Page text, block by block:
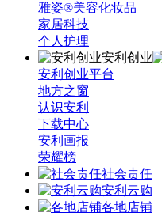
雅姿®美容化妆品
家居科技
个人护理
安利创业
安利创业平台
地方之窗
认识安利
下载中心
安利画报
荣耀榜
社会责任
安利云购
各地店铺